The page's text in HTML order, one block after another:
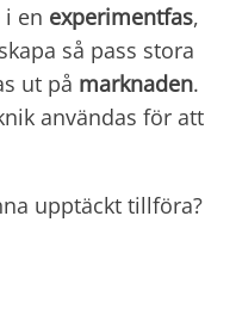
i en experimentfas,
så pass stora
ut på marknaden.
användas för att
upptäckt tillföra?